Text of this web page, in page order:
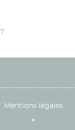
Mentions légales